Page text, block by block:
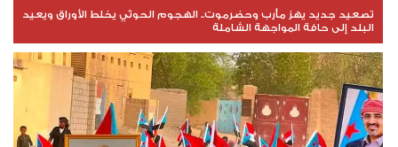
تصعيد جديد يهز مأرب وحضرموت.. الهجوم الحوثي يخلط الأوراق ويعيد
البلد إلى حافة المواجهة الشاملة